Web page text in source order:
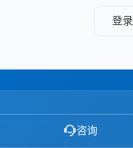
登录
咨询